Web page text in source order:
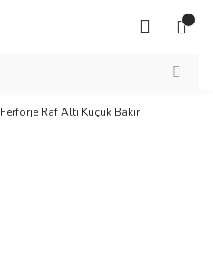
Ferforje Raf Altı Küçük Bakır